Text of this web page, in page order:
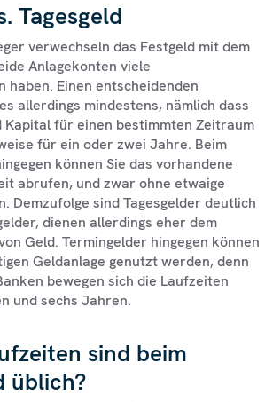
Tagesgeld
verwechseln das Festgeld mit dem
Anlagekonten viele
haben. Einen entscheidenden
allerdings mindestens, nämlich dass
Kapital für einen bestimmten Zeitraum
für ein oder zwei Jahre. Beim
können Sie das vorhandene
abrufen, und zwar ohne etwaige
Demzufolge sind Tagesgelder deutlich
dienen allerdings eher dem
Geld. Termingelder hingegen können
Geldanlage genutzt werden, denn
bewegen sich die Laufzeiten
und sechs Jahren.
sind beim
üblich?